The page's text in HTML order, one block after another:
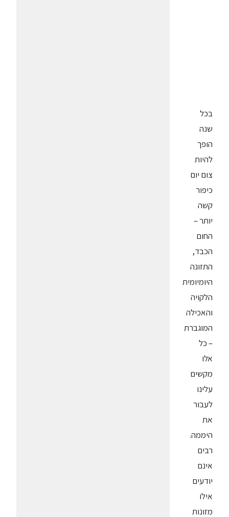
בכל
שנה
הופך
להיות
צום יום
כיפור
קשה
יותר –
החום
הכבד,
התזונה
היומיומית
הלקויה
והאכילה
המוגברת
– כל
אלו
מקשים
עלינו
לעבור
את
היממה.
רבים
אינם
יודעים
אילו
מזונות